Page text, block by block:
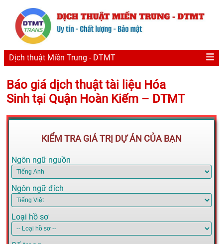
Dịch thuật Miền Trung - DTMT
Báo giá dịch thuật tài liệu Hóa
Sinh tại Quận Hoàn Kiếm – DTMT
KIỂM TRA GIÁ TRỊ DỰ ÁN CỦA BẠN
Ngôn ngữ nguồn
Ngôn ngữ đích
Loại hồ sơ